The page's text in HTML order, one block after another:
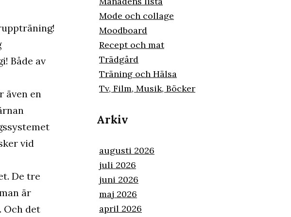
Både av
även en
vid
De tre
är
Och det
Mode och collage
Moodboard
Recept och mat
Trädgård
Träning och Hälsa
Tv, Film, Musik, Böcker
Arkiv
augusti 2026
juli 2026
juni 2026
maj 2026
april 2026